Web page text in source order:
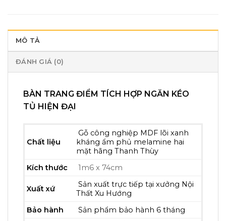
MÔ TẢ
ĐÁNH GIÁ (0)
BÀN TRANG ĐIỂM TÍCH HỢP NGĂN KÉO
TỦ HIỆN ĐẠI
Chất liệu
Gỗ công nghiệp MDF lõi xanh
kháng ẩm phủ melamine hai
mặt hãng Thanh Thùy
Kích thước
1m6 x 74cm
Xuất xứ
Sản xuất trực tiếp tại xưởng Nội
Thất Xu Hướng
Bảo hành
Sản phẩm bảo hành 6 tháng